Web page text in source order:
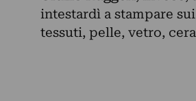
intestardì a stampare
tessuti, pelle, vetro,